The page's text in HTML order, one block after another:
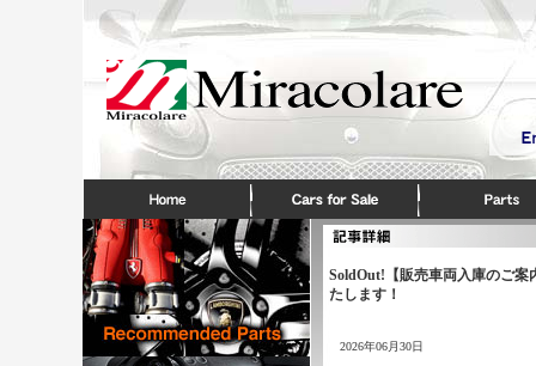
SoldOut!【販売車両入庫のご
たします！
2026年06月30日